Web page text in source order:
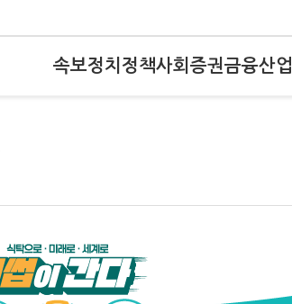
속보정치 정책사회 증권금융산업